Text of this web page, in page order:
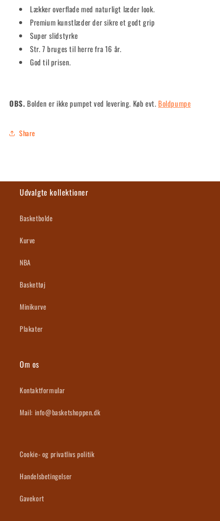
Lækker overflade med naturligt læder look.
Premium kunstlæder der sikre et godt grip
Super slidstyrke
Str. 7 bruges til herre fra 16 år.
God til prisen.
OBS. Bolden er ikke pumpet ved levering. Køb evt. Boldpumpe
Share
Udvalgte kollektioner
Basketbolde
Kurve
NBA
Baskettøj
Minikurve
Plakater
Om os
Kontaktformular
Mail: info@basketshoppen.dk
Cookie- og privatlivs politik
Handelsbetingelser
Gavekort